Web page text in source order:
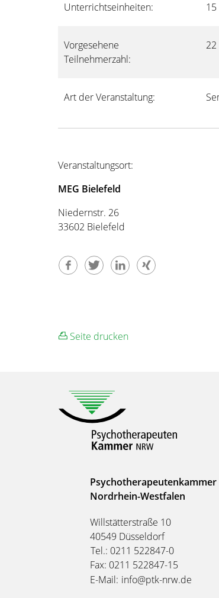
Unterrichtseinheiten: 15
Vorgesehene
Teilnehmerzahl:
22
Art der Veranstaltung:
Veranstaltungsort:
MEG Bielefeld
Niedernstr. 26
33602 Bielefeld
Seite drucken
Psychotherapeutenkammer
Nordrhein-Westfalen
Willstätterstraße 10
40549 Düsseldorf
Tel.: 0211 522847-0
Fax: 0211 522847-15
E-Mail: info@ptk-nrw.de